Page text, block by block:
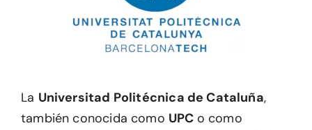
La Universitad Politécnica de Cataluña,
también conocida como UPC o como